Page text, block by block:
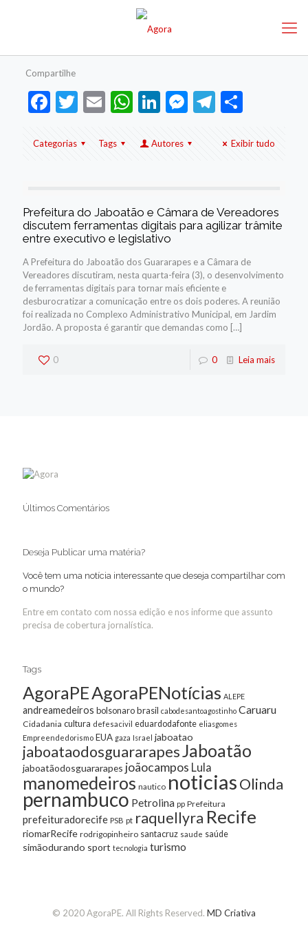
Compartilhe
Facebook
Twitter
EmailWhatsApp
LinkedIn
Messenger
Telegram
Share
Categorias Tags Autores Exibir tudo
Prefeitura do Jaboatão e Câmara de Vereadores
discutem ferramentas digitais para agilizar trâmite
entre executivo e legislativo
A Prefeitura do Jaboatão dos Guararapes e a Câmara de
Vereadores discutiram, nesta quarta-feira (3), o desenvolvimento
de ferramentas digitais para tornar mais eficiente e
desburocratizar a comunicação entre os dois poderes. A reunião
foi realizada no Complexo Administrativo Municipal, em Jardim
Jordão. A proposta é garantir que demandas como […]
0 0 Leia mais
Últimos Comentários
Deseja Publicar uma matéria?
Você tem uma notícia interessante que deseja compartilhar com
o mundo?
Entre em contato com nossa edição e nos informe que assunto
precisa de cobertura jornalística.
Tags
AgoraPEAgoraPENotícias ALEPE
andreamedeiros bolsonarobrasil cabodesantoagostinho Caruaru
Cidadania cultura defesacivil eduardodafonte eliasgomes
Empreendedorismo EUA gaza Israel jaboatao
jaboataodosguararapesJaboatão
jaboatãodosguararapes joãocampos Lula
manomedeiros nautico noticiasOlinda
pernambuco Petrolina pp Prefeitura
prefeituradorecife PSB pt raquellyra Recife
riomarRecife rodrigopinheiro santacruz saude saúde
simãodurando sport tecnologia turismo
© 2020 AgoraPE. All Rights Reserved. MD Criativa